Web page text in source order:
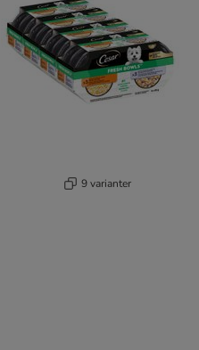
9 varianter